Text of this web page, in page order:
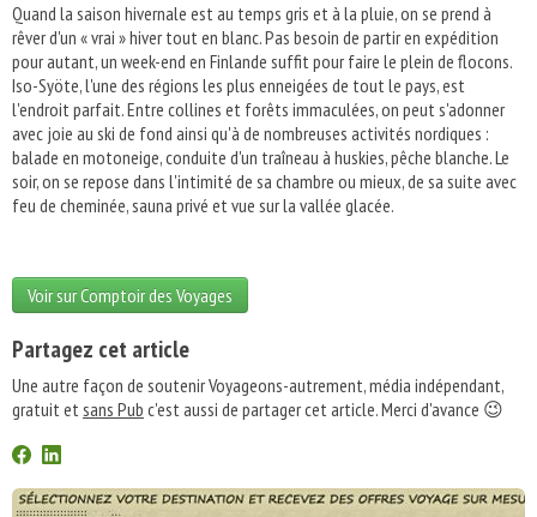
Quand la saison hivernale est au temps gris et à la pluie, on se prend à
rêver d'un « vrai » hiver tout en blanc. Pas besoin de partir en expédition
pour autant, un week-end en Finlande suffit pour faire le plein de flocons.
Iso-Syöte, l'une des régions les plus enneigées de tout le pays, est
l'endroit parfait. Entre collines et forêts immaculées, on peut s'adonner
avec joie au ski de fond ainsi qu'à de nombreuses activités nordiques :
balade en motoneige, conduite d'un traîneau à huskies, pêche blanche. Le
soir, on se repose dans l'intimité de sa chambre ou mieux, de sa suite avec
feu de cheminée, sauna privé et vue sur la vallée glacée.
Voir sur Comptoir des Voyages
Partagez cet article
Une autre façon de soutenir Voyageons-autrement, média indépendant,
gratuit etsans Pub c'est aussi de partager cet article. Merci d'avance 😉